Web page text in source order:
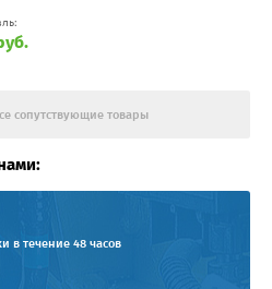
сопутствующие товары
в течение 48 часов